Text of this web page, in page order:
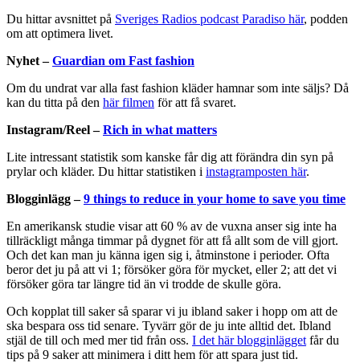
Du hittar avsnittet på Sveriges Radios podcast Paradiso här, podden
om att optimera livet.
Nyhet –Guardian om Fast fashion
Om du undrat var alla fast fashion kläder hamnar som inte säljs? Då
kan du titta på den här filmen för att få svaret.
Instagram/Reel –Rich in what matters
Lite intressant statistik som kanske får dig att förändra din syn på
prylar och kläder. Du hittar statistiken i instagramposten här.
Blogginlägg –9 things to reduce in your home to save you time
En amerikansk studie visar att 60 % av de vuxna anser sig inte ha
tillräckligt många timmar på dygnet för att få allt som de vill gjort.
Och det kan man ju känna igen sig i, åtminstone i perioder. Ofta
beror det ju på att vi 1; försöker göra för mycket, eller 2; att det vi
försöker göra tar längre tid än vi trodde de skulle göra.
Och kopplat till saker så sparar vi ju ibland saker i hopp om att de
ska bespara oss tid senare. Tyvärr gör de ju inte alltid det. Ibland
stjäl de till och med mer tid från oss. I det här blogginläggetfår du
tips på 9 saker att minimera i ditt hem för att spara just tid.